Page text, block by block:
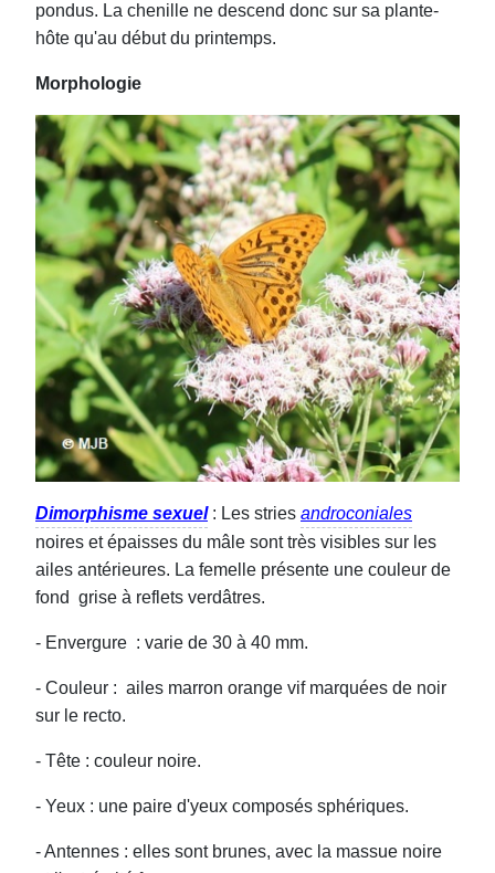
pondus. La chenille ne descend donc sur sa plante-
hôte qu'au début du printemps.
Morphologie
Dimorphisme sexuel: Les stries androconiales
noires et épaisses du mâle sont très visibles sur les
ailes antérieures. La femelle présente une couleur de
fond grise à reflets verdâtres.
- Envergure : varie de 30 à 40 mm.
- Couleur : ailes marron orange vif marquées de noir
sur le recto.
- Tête : couleur noire.
- Yeux : une paire d'yeux composés sphériques.
- Antennes : elles sont brunes, avec la massue noire